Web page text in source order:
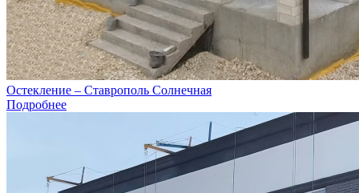
Остекление – Ставрополь Солнечная
Подробнее